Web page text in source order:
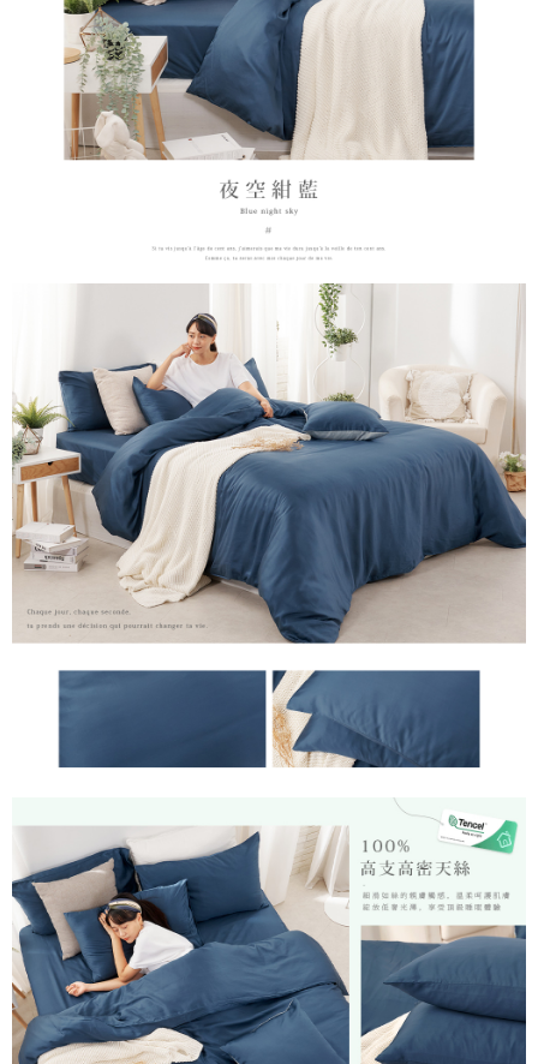
請求用戶進行身份認證。
５．嚴禁一人註冊多個帳號或使用他人資訊註冊。若發現惡意使用之情形，
恩沛科技股份有限公司將有權停止該用戶之使用額度並採取法律行動。